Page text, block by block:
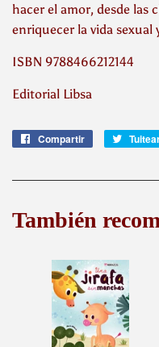
hacer el amor, desde las
enriquecer la vida sexual
ISBN 9788466212144
Editorial Libsa
Compartir
Compartir
También